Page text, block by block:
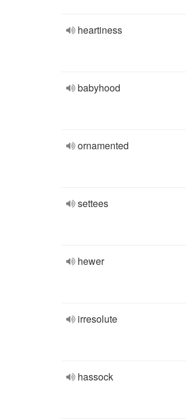
heartiness
babyhood
ornamented
settees
hewer
irresolute
hassock